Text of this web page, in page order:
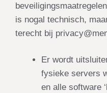
is nogal technisch,
terecht bij
Er wordt
fysieke servers
en alle software